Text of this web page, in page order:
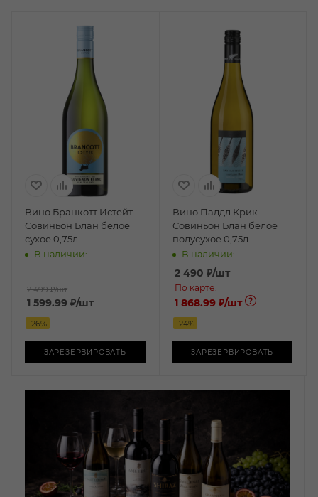
Вино Бранкотт Истейт
Совиньон Блан белое
сухое 0,75л
В наличии:
2 499 ₽/шт
1 599.99 ₽/шт
-26%
ЗАРЕЗЕРВИРОВАТЬ
Вино Паддл Крик
Совиньон Блан белое
полусухое 0,75л
В наличии:
2 490 ₽/шт
По карте:
1 868.99 ₽/шт
-24%
ЗАРЕЗЕРВИРОВАТЬ